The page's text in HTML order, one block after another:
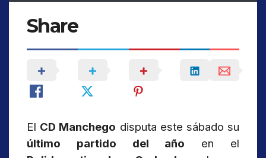
Share
El CD Manchego disputa este sábado su
último partido del año en el